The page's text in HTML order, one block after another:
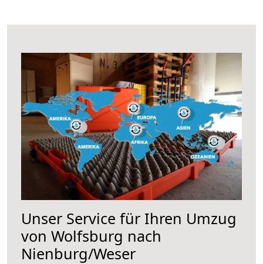
Unser Service für Ihren Umzug
von Wolfsburg nach
Nienburg/Weser